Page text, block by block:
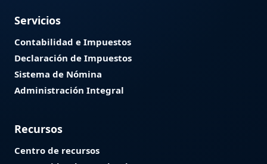
Servicios
Contabilidad e Impuestos
Declaración de Impuestos
Sistema de Nómina
Administración Integral
Recursos
Centro de recursos